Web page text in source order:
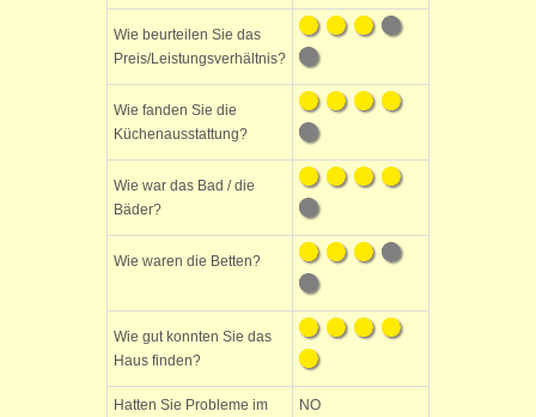
Wie beurteilen Sie das
Preis/Leistungsverhältnis?
Wie fanden Sie die
Küchenausstattung?
Wie war das Bad / die
Bäder?
Wie waren die Betten?
Wie gut konnten Sie das
Haus finden?
Hatten Sie Probleme im
NO